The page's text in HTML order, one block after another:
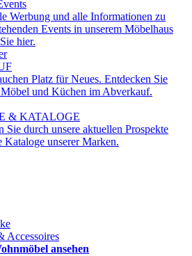
Werbung und alle Informationen zu
Events in unserem Möbelhaus
hier.
Platz für Neues. Entdecken Sie
Möbel und Küchen im Abverkauf.
& KATALOGE
Sie durch unsere aktuellen Prospekte
Kataloge unserer Marken.
Accessoires
ansehen